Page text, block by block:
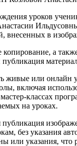
уроков
внесенных в
а
живые или онлайн
включая
классах
на уроках.
без указания
или указания, что